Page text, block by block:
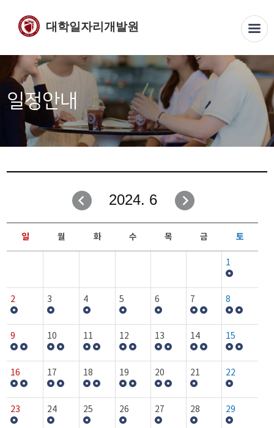
대학일자리개발원
일정안내
2024. 6
일 월 화 수 목 금 토
1
2 3 4 5 6 7 8
9 10 11 12 13 14 15
16 17 18 19 20 21 22
23 24 25 26 27 28 29